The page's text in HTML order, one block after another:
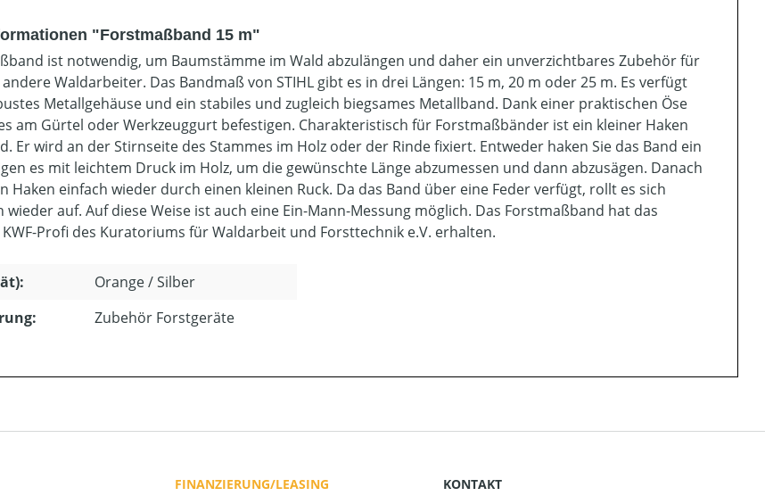
"Forstmaßband 15 m"
ist notwendig, um Baumstämme im Wald abzulängen und daher ein unverzichtbares Zubehör für
Waldarbeiter. Das Bandmaß von STIHL gibt es in drei Längen: 15 m, 20 m oder 25 m. Es verfügt
Metallgehäuse und ein stabiles und zugleich biegsames Metallband. Dank einer praktischen Öse
am Gürtel oder Werkzeuggurt befestigen. Charakteristisch für Forstmaßbänder ist ein kleiner Haken
Er wird an der Stirnseite des Stammes im Holz oder der Rinde fixiert. Entweder haken Sie das Band ein
es mit leichtem Druck im Holz, um die gewünschte Länge abzumessen und dann abzusägen. Danach
Haken einfach wieder durch einen kleinen Ruck. Da das Band über eine Feder verfügt, rollt es sich
auf. Auf diese Weise ist auch eine Ein-Mann-Messung möglich. Das Forstmaßband hat das
Profi des Kuratoriums für Waldarbeit und Forsttechnik e.V. erhalten.
Orange / Silber
Zubehör Forstgeräte
FINANZIERUNG/LEASING
KONTAKT